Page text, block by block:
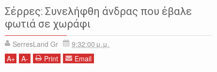
ΔΗΜΟΣ ΒΙΣΑΛΤΙΑΣ
ΕΙΔΗΣΕΙΣ ΘΕΡΜΑ ΣΕΡΡΩΝ
ΠΥΡΚΑΓΙΑ
ΣΕΡΡΕΣ
Σέρρες: Συνελήφθη άνδρας που έβαλε
φωτιά σε χωράφι
SerresLand Gr
9:32:00 μ.μ.
A+ A- Print Email